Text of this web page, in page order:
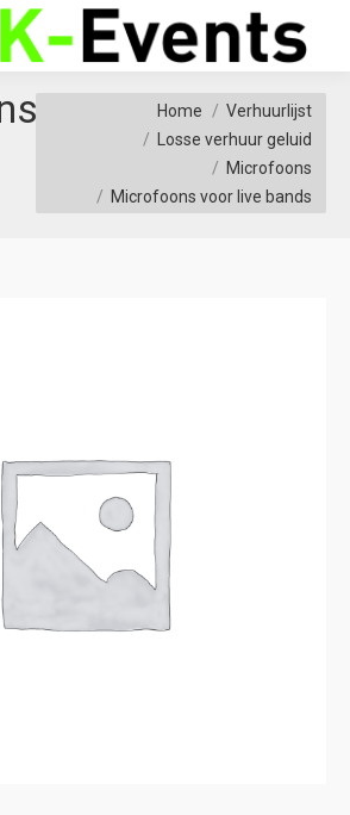
You are here:Home
Verhuurlijst
Losse verhuur geluid
Microfoons
Microfoons voor live bands